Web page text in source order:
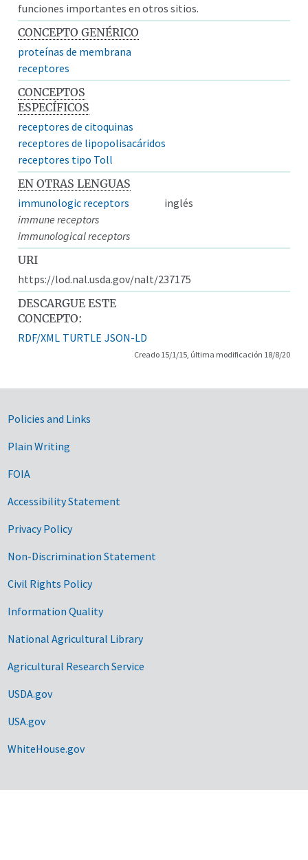
funciones importantes en otros sitios.
CONCEPTO GENÉRICO
proteínas de membrana
receptores
CONCEPTOS
ESPECÍFICOS
receptores de citoquinas
receptores de lipopolisacáridos
receptores tipo Toll
EN OTRAS LENGUAS
immunologic receptors
inglés
immune receptors
immunological receptors
URI
https://lod.nal.usda.gov/nalt/237175
DESCARGUE ESTE
CONCEPTO:
RDF/XML TURTLE JSON-LD
Creado 15/1/15, última modificación 18/8/20
Government Links
Policies and Links
Plain Writing
FOIA
Accessibility Statement
Privacy Policy
Non-Discrimination Statement
Civil Rights Policy
Information Quality
National Agricultural Library
Agricultural Research Service
USDA.gov
USA.gov
WhiteHouse.gov